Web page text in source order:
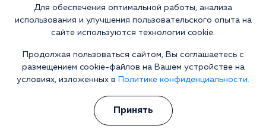
Наркологическая клиника
Цены
О клинике
Лицензии
Условия проживания
Работаем по стандартам
Для обеспечения оптимальной работы, анализа
использования и улучшения пользовательского опыта на
сайте используются технологии cookie.
Продолжая пользоваться сайтом, Вы соглашаетесь с
размещением cookie-файлов на Вашем устройстве на
условиях, изложенных в
Политике конфиденциальности.
Принять